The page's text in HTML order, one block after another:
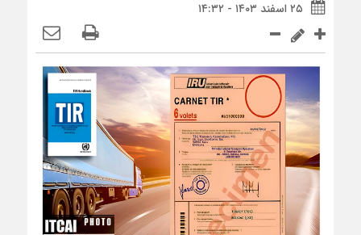
۲۵ اسفند ۱۴۰۳ - ۱۴:۳۲